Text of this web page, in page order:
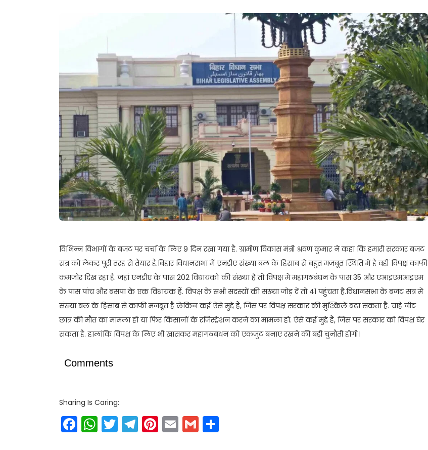
विभिन्न विभागों के बजट पर चर्चा के लिए 9 दिन रखा गया है. ग्रामीण विकास मंत्री श्रवण कुमार ने कहा कि हमारी सरकार बजट
सत्र को लेकर पूरी तरह से तैयार है.बिहार विधानसभा में एनडीए संख्या बल के हिसाब से बहुत मजबूत स्थिति में है वहीं विपक्ष काफी
कमजोर दिख रहा है. जहां एनडीए के पास 202 विधायकों की संख्या है तो विपक्ष में महागठबंधन के पास 35 और एआइएमआइएम
के पास पांच और बसपा के एक विधायक हैं. विपक्ष के सभी सदस्यों की संख्या जोड़ दें तो 41 पहुंचता है.विधानसभा के बजट सत्र में
संख्या बल के हिसाब से काफी मजबूत है लेकिन कई ऐसे मुद्दे हैं, जिस पर विपक्ष सरकार की मुश्किलें बढ़ा सकता है. चाहे नीट
छात्र की मौत का मामला हो या फिर किसानों के रजिस्ट्रेशन करने का मामला हो. ऐसे कई मुद्दे हैं, जिस पर सरकार को विपक्ष घेर
सकता है. हालांकि विपक्ष के लिए भी खासकर महागठबंधन को एकजुट बनाए रखने की बड़ी चुनौती होगी।
Comments
Sharing Is Caring:
Facebook
WhatsApp
Twitter
Telegram
Pinterest
EmailGmail